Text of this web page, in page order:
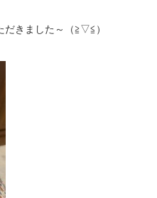
だきました～（≧▽≦）